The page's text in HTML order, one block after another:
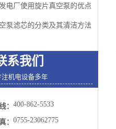
电厂使用旋片真空泵的优点
泵​滤芯的分类及其清洁方法
系我们
注机电设备多年
： 400-862-5533
： 0755-23062775